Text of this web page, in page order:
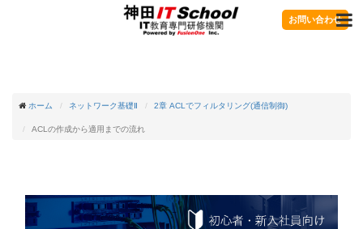
お問い合わせ
ホーム ネットワーク基礎Ⅱ 2章 ACLでフィルタリング(通信制御)
ACLの作成から適用までの流れ